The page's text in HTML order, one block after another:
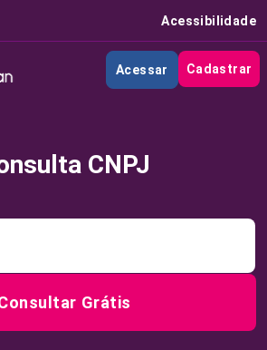
Acessibilidade
Acessar Cadastrar
CNPJ
Grátis